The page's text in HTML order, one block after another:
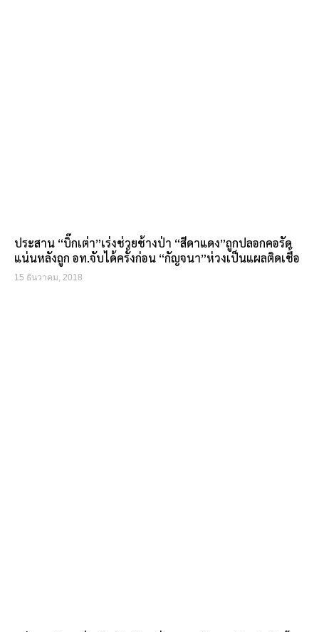
ประสาน “บิ๊กเต่า”เร่งช่วยช้างป่า “สีดาแดง”ถูกปลอกคอรัด
แน่นหลังถูก อท.จับได้ครั้งก่อน “กัญจนา”ห่วงเป็นแผลติดเชื้อ
15 ธันวาคม, 2018